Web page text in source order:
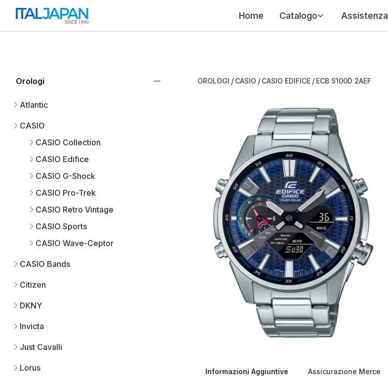
Home Catalogo Assistenza
Orologi
Atlantic
CASIO
CASIO Collection
CASIO Edifice
CASIO G-Shock
CASIO Pro-Trek
CASIO Retro Vintage
CASIO Sports
CASIO Wave-Ceptor
CASIO Bands
Citizen
DKNY
Invicta
Just Cavalli
Lorus
OROLOGI / CASIO / CASIO EDIFICE / ECB S100D 2AEF
Informazioni Aggiuntive Assicurazione Merce